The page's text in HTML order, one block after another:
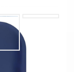
Insulin